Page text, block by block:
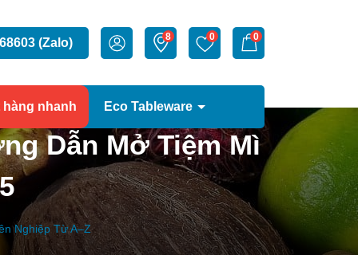
(Zalo) 8 0 0
nhanh Eco Tableware
Dẫn Mở Tiệm Mì
Nghiệp Từ A–Z